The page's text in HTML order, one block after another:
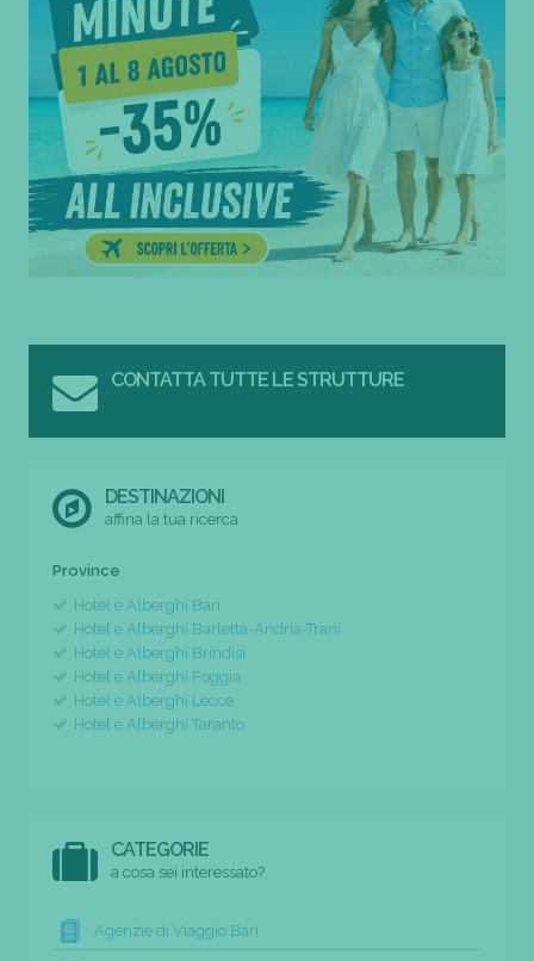
CONTATTA TUTTE LE STRUTTURE
DESTINAZIONI
affina la tua ricerca
Province
Hotel e Alberghi Bari
Hotel e Alberghi Barletta-Andria-Trani
Hotel e Alberghi Brindisi
Hotel e Alberghi Foggia
Hotel e Alberghi Lecce
Hotel e Alberghi Taranto
CATEGORIE
a cosa sei interessato?
Agenzie di Viaggio Bari